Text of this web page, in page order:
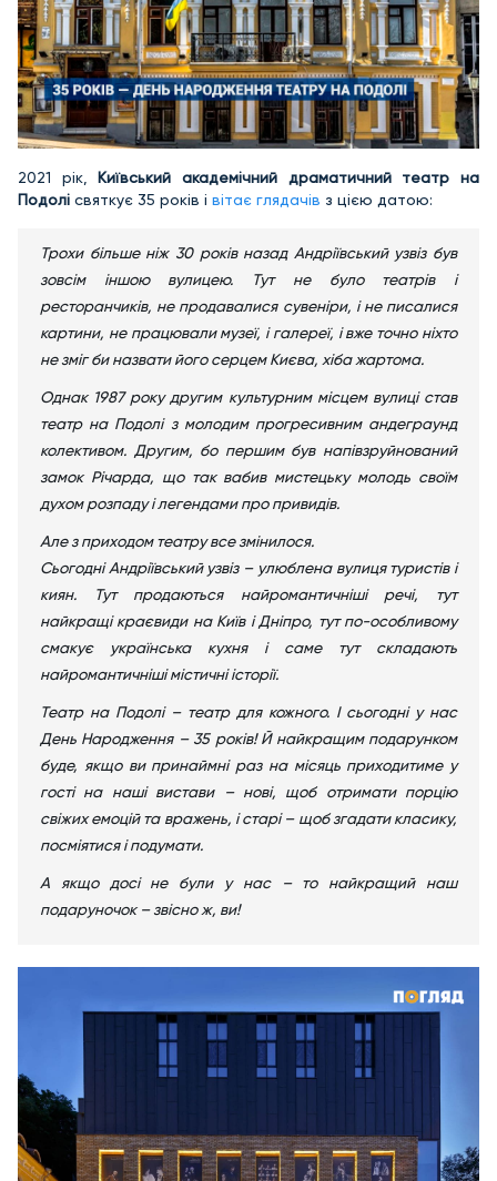
2021 рік, Київський академічний драматичний театр на
Подолі святкує 35 років і вітає глядачів з цією датою:
Трохи більше ніж 30 років назад Андріївський узвіз був
зовсім іншою вулицею. Тут не було театрів і
ресторанчиків, не продавалися сувеніри, і не писалися
картини, не працювали музеї, і галереї, і вже точно ніхто
не зміг би назвати його серцем Києва, хіба жартома.
Однак 1987 року другим культурним місцем вулиці став
театр на Подолі з молодим прогресивним андеграунд
колективом. Другим, бо першим був напівзруйнований
замок Річарда, що так вабив мистецьку молодь своїм
духом розпаду і легендами про привидів.
Але з приходом театру все змінилося.
Сьогодні Андріївський узвіз – улюблена вулиця туристів і
киян. Тут продаються найромантичніші речі, тут
найкращі краєвиди на Київ і Дніпро, тут по-особливому
смакує українська кухня і саме тут складають
найромантичніші містичні історії.
Театр на Подолі – театр для кожного. І сьогодні у нас
День Народження – 35 років! Й найкращим подарунком
буде, якщо ви принаймні раз на місяць приходитиме у
гості на наші вистави – нові, щоб отримати порцію
свіжих емоцій та вражень, і старі – щоб згадати класику,
посміятися і подумати.
А якщо досі не були у нас – то найкращий наш
подаруночок – звісно ж, ви!